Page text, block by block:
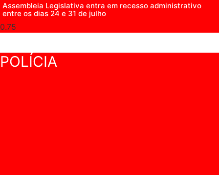
Assembleia Legislativa entra em recesso administrativo
entre os dias 24 e 31 de julho
POLÍCIA